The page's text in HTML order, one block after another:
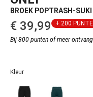
BROEK POPTRASH-
€ 39,99‌ + 200
Bij 800 punten of meer
Kleur